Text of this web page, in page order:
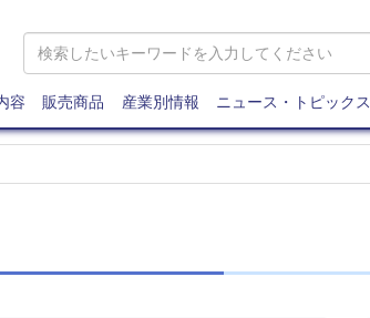
容 販売商品 産業別情報 ニュース・トピックス